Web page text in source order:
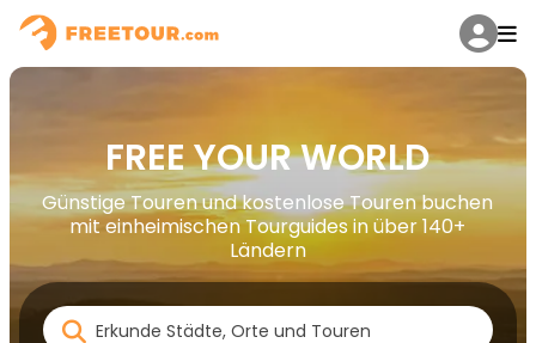
FREE YOUR WORLD
Günstige Touren und kostenlose Touren buchen
mit einheimischen Tourguides in über 140+
Ländern